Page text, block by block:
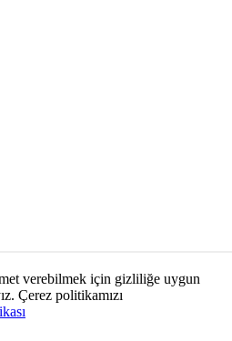
verebilmek için gizliliğe uygun
Çerez politikamızı